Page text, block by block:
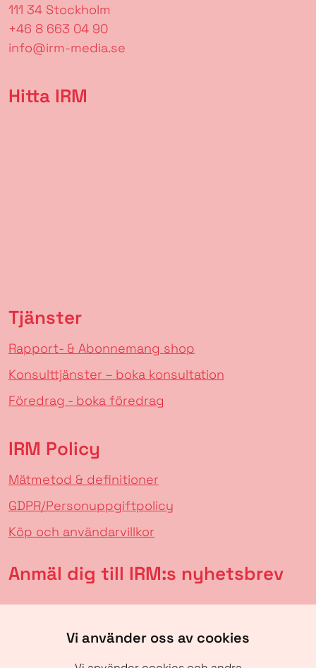
Vi använder oss av cookies
111 34 Stockholm
+46 8 663 04 90
info@irm-media.se
Hitta IRM
Tjänster
Rapport- & Abonnemang shop
Konsulttjänster – boka konsultation
Föredrag - boka föredrag
IRM Policy
Mätmetod & definitioner
GDPR/Personuppgiftpolicy
Köp och användarvillkor
Anmäl dig till IRM:s nyhetsbrev